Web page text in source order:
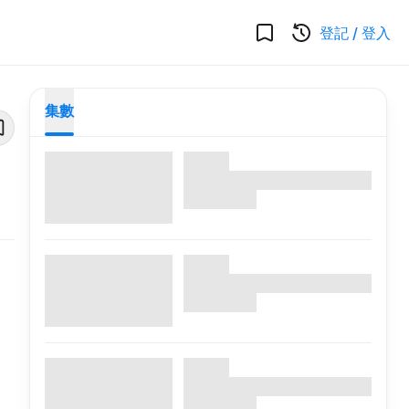
登記 / 登入
集數